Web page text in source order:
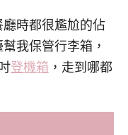
時都很尷尬的佔
我保管行李箱，
登機箱 ，走到哪都